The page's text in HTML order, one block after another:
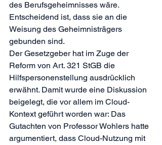
des Berufsgeheimnisses wäre.
Entscheidend ist, dass sie an die
Weisung des Geheimnisträgers
gebunden sind.
Der Gesetzgeber hat im Zuge der
Reform von Art. 321 StGB die
Hilfspersonenstellung ausdrücklich
erwähnt. Damit wurde eine Diskussion
beigelegt, die vor allem im Cloud-
Kontext geführt worden war: Das
Gutachten von Professor Wohlers hatte
argumentiert, dass Cloud-Nutzung mit